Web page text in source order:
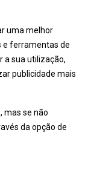
uma melhor
e ferramentas de
a sua utilização,
publicidade mais
mas se não
da opção de